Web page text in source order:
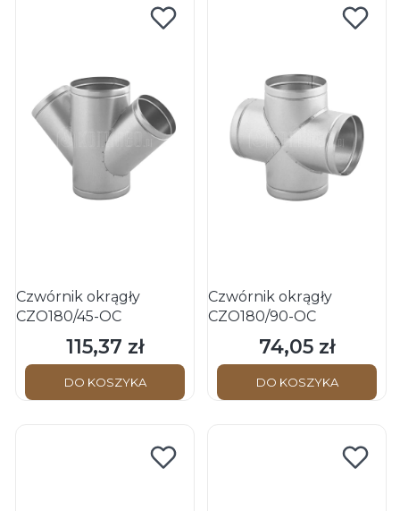
Czwórnik okrągły
CZO180/45-OC
Cena
115,37 zł
DO KOSZYKA
Czwórnik okrągły
CZO180/90-OC
Cena
74,05 zł
DO KOSZYKA